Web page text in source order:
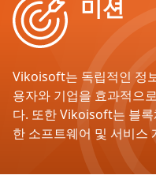
미션
Vikoisoft는 독립적인 정
용자와 기업을 효과적으
다. 또한 Vikoisoft는 블
한 소프트웨어 및 서비스